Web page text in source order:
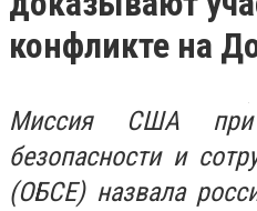
конфликте на
Миссия США при
безопасности и
(ОБСЕ) назвала